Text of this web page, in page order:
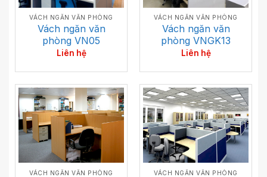
VÁCH NGĂN VĂN PHÒNG
Vách ngăn văn
phòng VN05
Liên hệ
VÁCH NGĂN VĂN PHÒNG
Vách ngăn văn
phòng VNGK13
Liên hệ
VÁCH NGĂN VĂN PHÒNG VÁCH NGĂN VĂN PHÒNG